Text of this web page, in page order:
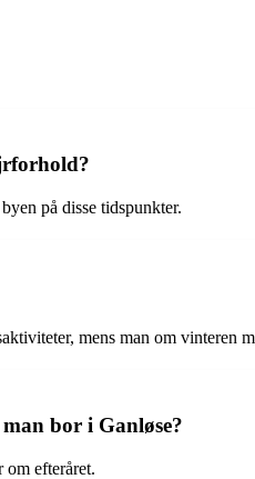
på disse tidspunkter.
mens man om vinteren
bor i Ganløse?
efteråret.